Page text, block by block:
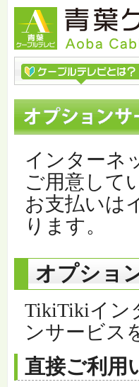
インターネ
ご用意して
お支払いは
ります。
オプショ
TikiTikiイン
ンサービス
直接ご利用